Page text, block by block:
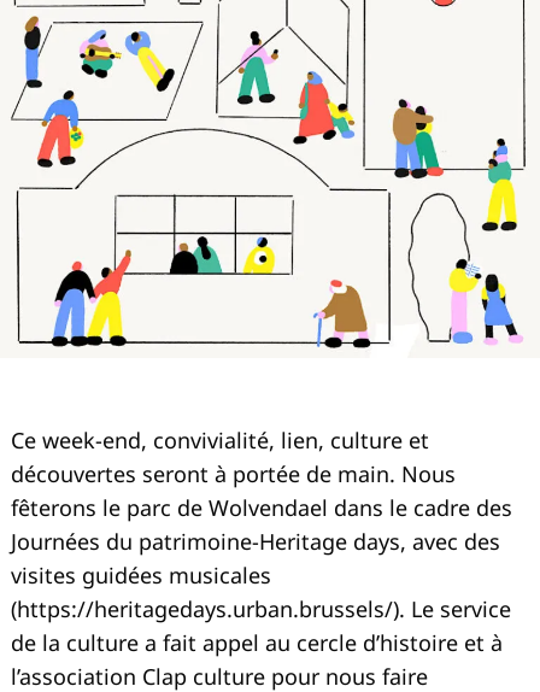
Ce week-end, convivialité, lien, culture et
découvertes seront à portée de main. Nous
fêterons le parc de Wolvendael dans le cadre des
Journées du patrimoine-Heritage days, avec des
visites guidées musicales
(https://heritagedays.urban.brussels/). Le service
de la culture a fait appel au cercle d’histoire et à
l’association Clap culture pour nous faire